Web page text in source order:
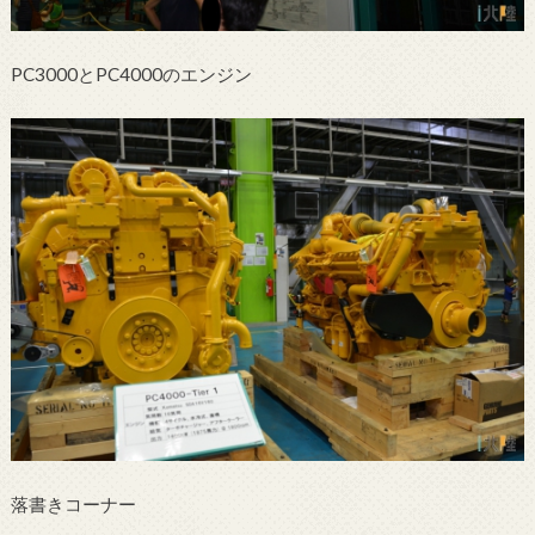
PC3000とPC4000のエンジン
落書きコーナー